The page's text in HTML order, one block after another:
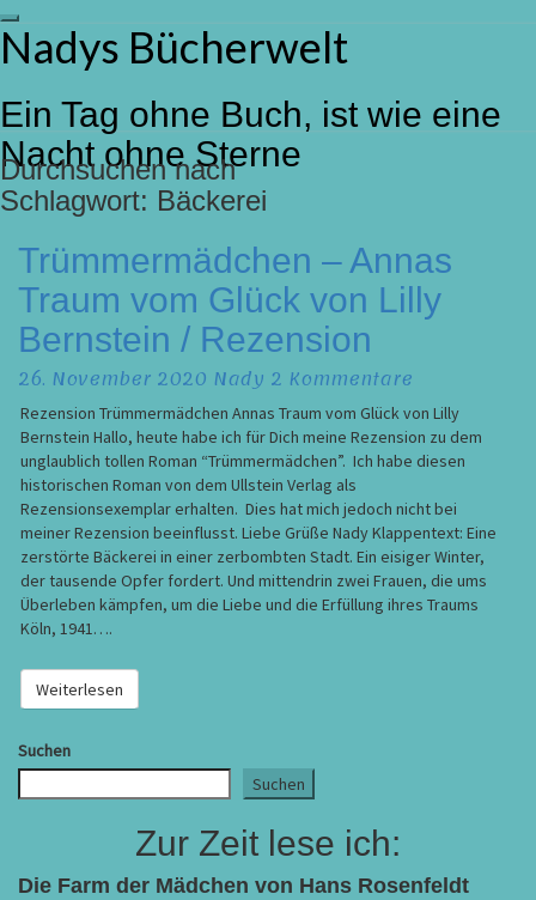
Skip
to
Toggle
navigation
Nadys Bücherwelt
Ein Tag ohne Buch, ist wie eine
Nacht ohne Sterne
Durchsuchen nach
Schlagwort: Bäckerei
Trümmermädchen
Annas
Traum
vom
Glück
Lilly
Bernstein
/
Rezension
Trümmermädchen – Annas
Traum vom Glück von Lilly
Bernstein / Rezension
26. November 2020 Nady Kommentare
2 Kommentare
Rezension Trümmermädchen Annas Traum vom Glück von Lilly
Bernstein Hallo, heute habe ich für Dich meine Rezension zu dem
unglaublich tollen Roman “Trümmermädchen”. Ich habe diesen
historischen Roman von dem Ullstein Verlag als
Rezensionsexemplar erhalten. Dies hat mich jedoch nicht bei
meiner Rezension beeinflusst. Liebe Grüße Nady Klappentext: Eine
zerstörte Bäckerei in einer zerbombten Stadt. Ein eisiger Winter,
der tausende Opfer fordert. Und mittendrin zwei Frauen, die ums
Überleben kämpfen, um die Liebe und die Erfüllung ihres Traums
Köln, 1941….
Weiterlesen
Suchen
Suchen
Zur Zeit lese ich:
Die Farm der Mädchen von Hans Rosenfeldt